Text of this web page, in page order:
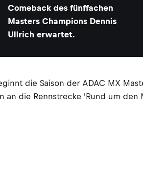
Comeback des fünffachen
Masters Champions Dennis
Ullrich erwartet.
die Saison der ADAC MX
die Rennstrecke 'Rund um den